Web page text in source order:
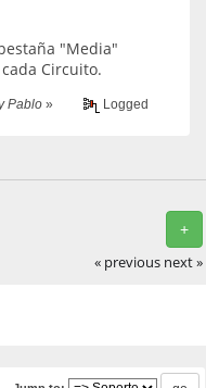
"Media"
Circuito.
Pablo » Logged
+
« previous next »